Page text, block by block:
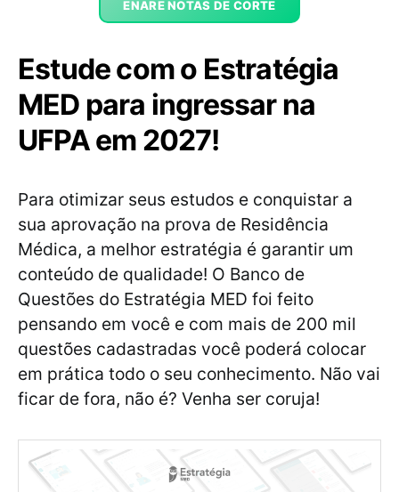
ENARE NOTAS DE CORTE
Estude com o Estratégia
MED para ingressar na
UFPA em 2027!
Para otimizar seus estudos e conquistar a
sua aprovação na prova de Residência
Médica, a melhor estratégia é garantir um
conteúdo de qualidade! O Banco de
Questões do Estratégia MED foi feito
pensando em você e com mais de 200 mil
questões cadastradas você poderá colocar
em prática todo o seu conhecimento. Não vai
ficar de fora, não é? Venha ser coruja!